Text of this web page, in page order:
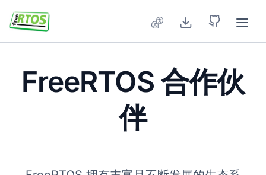
FreeRTOS 合作伙
伴